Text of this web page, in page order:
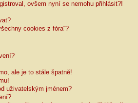
ovšem nyní se nemohu přihlásit?!
cookies z fóra“?
ale je to stále špatně!
uživatelským jménem?